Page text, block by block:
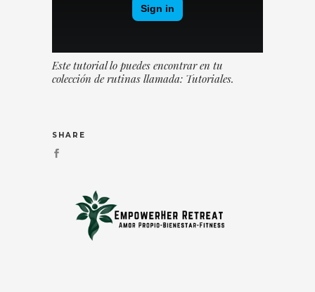
Este tutorial lo puedes encontrar en tu
colección de rutinas llamada: Tutoriales.
SHARE